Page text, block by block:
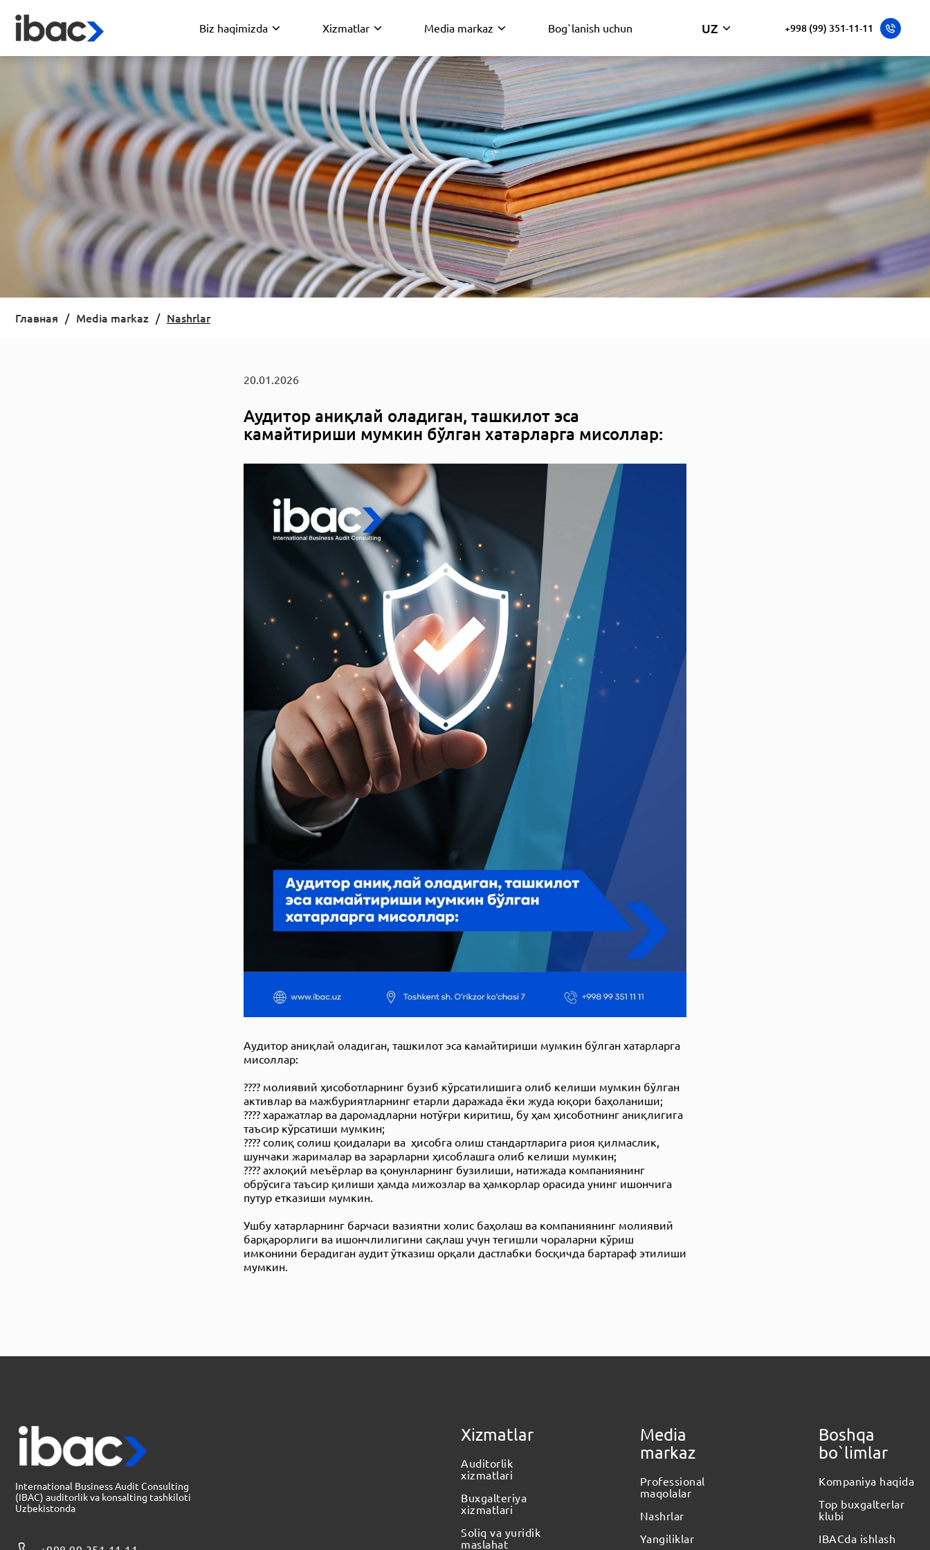
Biz haqimizda Xizmatlar Media markaz Bog`lanish uchun UZ +998 (99) 351-11-11
Главная Media markaz Nashrlar
20.01.2026
Aудитор аниқлай оладиган, ташкилот эса
камайтириши мумкин бўлган хатарларга мисоллар:
Aудитор аниқлай оладиган, ташкилот эса камайтириши мумкин бўлган хатарларга
мисоллар:
???? молиявий ҳисоботларнинг бузиб кўрсатилишига олиб келиши мумкин бўлган
активлар ва мажбуриятларнинг етарли даражада ёки жуда юқори баҳоланиши;
???? харажатлар ва даромадларни нотўғри киритиш, бу ҳам ҳисоботнинг аниқлигига
таъсир кўрсатиши мумкин;
???? солиқ солиш қоидалари ва ҳисобга олиш стандартларига риоя қилмаслик,
шунчаки жарималар ва зарарларни ҳисоблашга олиб келиши мумкин;
???? ахлоқий меъёрлар ва қонунларнинг бузилиши, натижада компаниянинг
обрўсига таъсир қилиши ҳамда мижозлар ва ҳамкорлар орасида унинг ишончига
путур етказиши мумкин.
Ушбу хатарларнинг барчаси вазиятни холис баҳолаш ва компаниянинг молиявий
барқарорлиги ва ишончлилигини сақлаш учун тегишли чораларни кўриш
имконини берадиган aудит ўтказиш орқали дастлабки босқичда бартараф этилиши
мумкин.
International Business Audit Consulting
(IBAC) auditorlik va konsalting tashkiloti
Uzbekistonda
Xizmatlar
Auditorlik
xizmatlari
Buxgalteriya
xizmatlari
Soliq va yuridik
maslahat
Media
markaz
Professional
maqolalar
Nashrlar
Yangiliklar
Boshqa
bo`limlar
Kompaniya haqida
Top buxgalterlar
klubi
IBACda ishlash